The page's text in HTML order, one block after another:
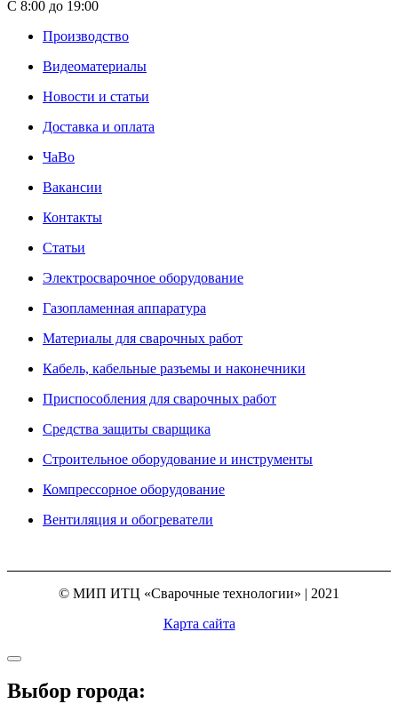
С 8:00 до 19:00
Производство
Видеоматериалы
Новости и статьи
Доставка и оплата
ЧаВо
Вакансии
Контакты
Статьи
Электросварочное оборудование
Газопламенная аппаратура
Материалы для сварочных работ
Кабель, кабельные разъемы и наконечники
Приспособления для сварочных работ
Средства защиты сварщика
Строительное оборудование и инструменты
Компрессорное оборудование
Вентиляция и обогреватели
© МИП ИТЦ «Сварочные технологии» | 2021
Карта сайта
Выбор города: